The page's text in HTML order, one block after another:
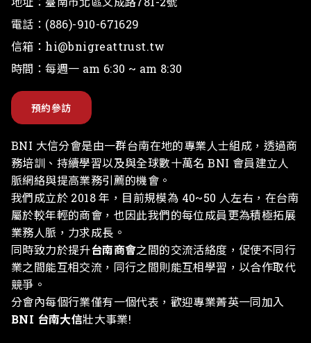
地址：臺南市北區文成路781-2號
電話： (886)-910-671629
信箱：
hi@bnigreattrust.tw
時間：每週一 am 6:30 ~ am 8:30
預約參訪
BNI 大信分會是由一群台南在地的專業人士組成，透過商
務培訓、持續學習以及與全球數十萬名 BNI 會員建立人
脈網絡與提高業務引薦的機會。
我們成立於 2018 年，目前規模為 40~50 人左右，在台南
屬於較年輕的商會，也因此我們的每位成員更為積極拓展
業務人脈，力求成長。
同時致力於提升 台南商會之間的交流活絡度，促使不同行
業之間能互相交流，同行之間則能互相學習，以合作取代
競爭。
分會內每個行業僅有一個代表，歡迎專業菁英一同加入
BNI 台南大信壯大事業!